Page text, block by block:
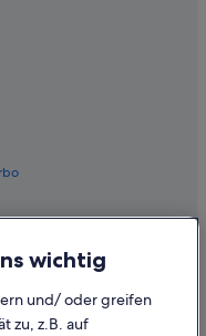
wichtig
und/ oder greifen
zu, z.B. auf